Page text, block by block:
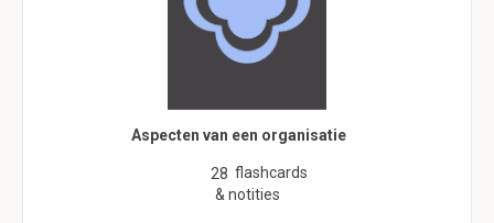
Aspecten van een organisatie
28 flashcards
& notities